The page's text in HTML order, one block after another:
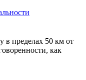
в пределах 50 км от
как